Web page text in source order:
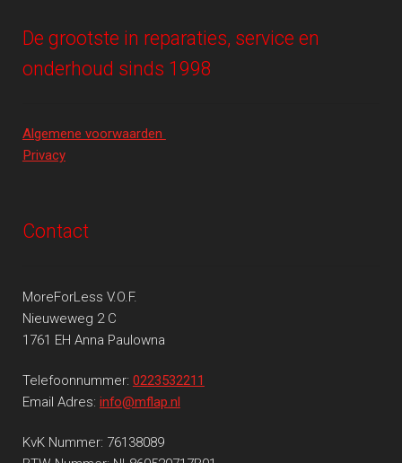
De grootste in reparaties, service en
onderhoud sinds 1998
Algemene voorwaarden
Privacy
Contact
MoreForLess V.O.F.
Nieuweweg 2 C
1761 EH Anna Paulowna
Telefoonnummer: 0223532211
Email Adres: info@mflap.nl
KvK Nummer: 76138089